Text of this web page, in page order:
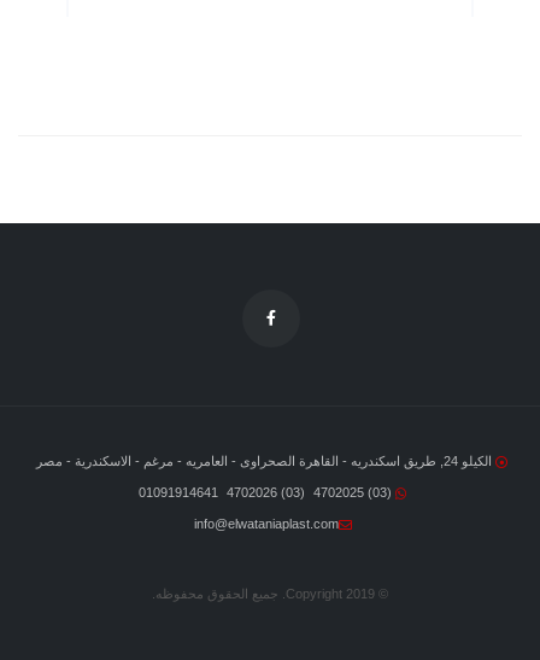
الكيلو 24, طريق اسكندريه - القاهرة الصحراوى - العامريه - مرغم - الاسكندرية - مصر
(03) 4702025
(03) 4702026
01091914641
info@elwataniaplast.com
© Copyright 2019. جميع الحقوق محفوظه.